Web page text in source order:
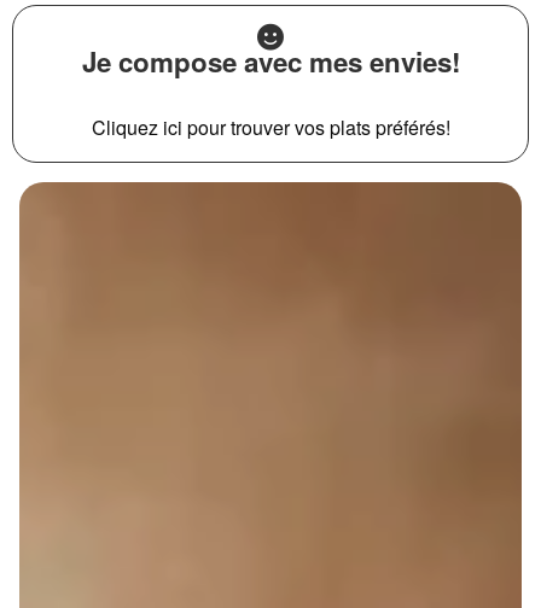
Je compose avec mes envies!
Cliquez ici pour trouver vos plats préférés!